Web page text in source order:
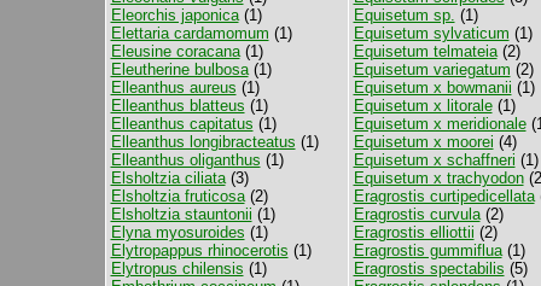
Eleorchis japonica(1)
Elettaria cardamomum (1)
Eleusine coracana(1)
Eleutherine bulbosa(1)
Elleanthus aureus (1)
Elleanthus blatteus (1)
Elleanthus capitatus (1)
Elleanthus longibracteatus (1)
Elleanthus oliganthus (1)
Elsholtzia ciliata(3)
Elsholtzia fruticosa(2)
Elsholtzia stauntonii (1)
Elyna myosuroides (1)
Elytropappus rhinocerotis (1)
Elytropus chilensis (1)
Equisetum sp. (1)
Equisetum sylvaticum (1)
Equisetum telmateia(2)
Equisetum variegatum (2)
Equisetum x bowmanii (1)
Equisetum x litorale(1)
Equisetum x meridionale
Equisetum x moorei (4)
Equisetum x schaffneri (1)
Equisetum x trachyodon
Eragrostis curtipedicellata
Eragrostis curvula(2)
Eragrostis elliottii (2)
Eragrostis gummiflua(1)
Eragrostis spectabilis (5)